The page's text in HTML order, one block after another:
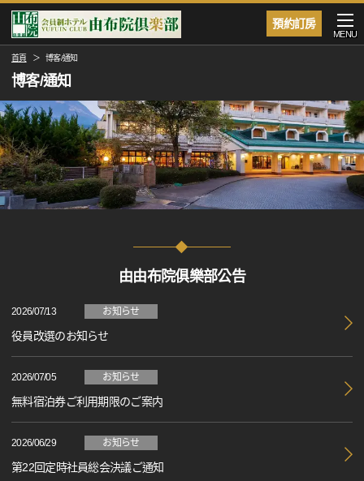
預約訂房
MENU
首頁 博客/通知
博客/通知
由由布院俱樂部公告
2026/07/13 お知らせ
役員改選のお知らせ
2026/07/05 お知らせ
無料宿泊券ご利用期限のご案内
2026/06/29 お知らせ
第22回定時社員総会決議ご通知